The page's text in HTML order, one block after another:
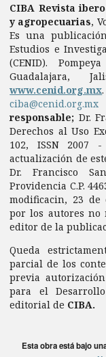
CIBA Revista
y agropecuarias,
Es una
Estudios e
(CENID).
Guadalajara,
www.cenid.org.mx
ciba@cenid.org.mx
responsable; Dr.
Derechos al Uso
102, ISSN
actualización de
Dr. Francisco
Providencia C.P.
modificacin, 23 de
por los autores no
editor de la
Queda
parcial de los
previa
para el
editorial de CIBA.
Esta obra está bajo